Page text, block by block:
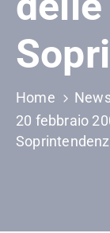
Home
20 febbraio